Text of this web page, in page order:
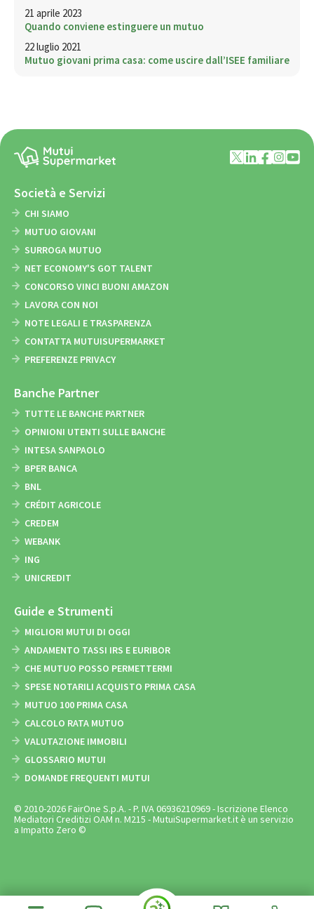
21 aprile 2023
Quando conviene estinguere un mutuo
22 luglio 2021
Mutuo giovani prima casa: come uscire dall’ISEE familiare
Società e Servizi
CHI SIAMO
MUTUO GIOVANI
SURROGA MUTUO
NET ECONOMY'S GOT TALENT
CONCORSO VINCI BUONI AMAZON
LAVORA CON NOI
NOTE LEGALI E TRASPARENZA
CONTATTA MUTUISUPERMARKET
PREFERENZE PRIVACY
Banche Partner
TUTTE LE BANCHE PARTNER
OPINIONI UTENTI SULLE BANCHE
INTESA SANPAOLO
BPER BANCA
BNL
CRÉDIT AGRICOLE
CREDEM
WEBANK
ING
UNICREDIT
Guide e Strumenti
MIGLIORI MUTUI DI OGGI
ANDAMENTO TASSI IRS E EURIBOR
CHE MUTUO POSSO PERMETTERMI
SPESE NOTARILI ACQUISTO PRIMA CASA
MUTUO 100 PRIMA CASA
CALCOLO RATA MUTUO
VALUTAZIONE IMMOBILI
GLOSSARIO MUTUI
DOMANDE FREQUENTI MUTUI
© 2010-2026 FairOne S.p.A. - P. IVA 06936210969 - Iscrizione Elenco
Mediatori Creditizi OAM n. M215 - MutuiSupermarket.it è un servizio
a Impatto Zero ©